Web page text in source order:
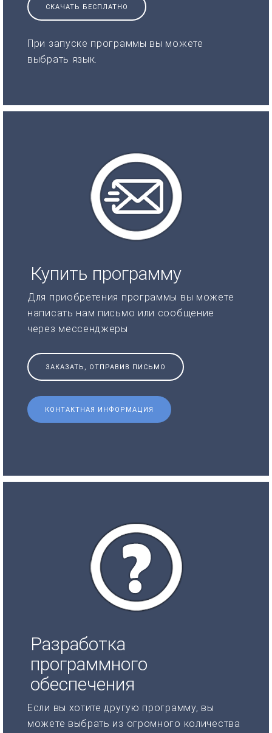
СКАЧАТЬ БЕСПЛАТНО
При запуске программы вы можете
выбрать язык.
Купить программу
Для приобретения программы вы можете
написать нам письмо или сообщение
через мессенджеры
ЗАКАЗАТЬ, ОТПРАВИВ ПИСЬМО
КОНТАКТНАЯ ИНФОРМАЦИЯ
Разработка
программного
обеспечения
Если вы хотите другую программу, вы
можете выбрать из огромного количества